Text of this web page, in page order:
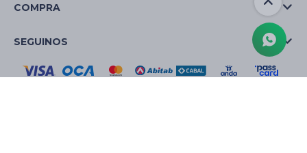
COMPRA
SEGUINOS